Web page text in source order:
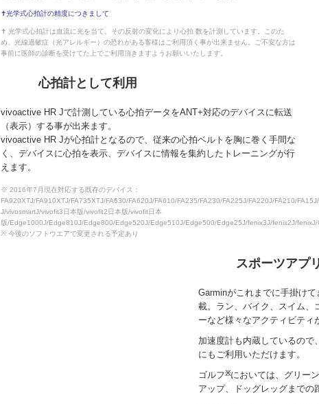
✝光学式心拍計の精度につきまして
✝ 光学式心拍計は血流に光を当て、その反射の変化により心拍 数を計測しています。このた
め、光線過敏症（光アレルギー）の恐れがある客様はご利用頂く事が出来ません。ご不安な方は
事前に医師の診断を受けてた上でご利用頂きますようお願いいたします。
心拍計として利用
vivoactive HR Jで計測している心拍データをANT+対応のデバイスに転送
（表示）する事が出来ます。
vivoactive HR Jが心拍計となるので、従来の心拍ベルトを胸に巻く手間な
く、デバイスに心拍を表示、デバイスに情報を集約したトレーニングが行
えます。
※ 2016年7月現在対応する既存のデバイス：
FA920XTJ/FA910XTJ/FA735XTJ/FA630/FA620J/FA610/FA235/FA230/FA225J/FA220J/FA210/
J/vivosmartJ/vivofit3日本版/vivofit2日本版/vivofit日本
版/Edge1000J/Edge810J/Edge800/Edge520J/Edge510J/Edge500/Edge25J/fenix3J/fenix2J/
※ 今後のソフトウエアで変更される予定あり
スポーツアプリ
Garminがこれまでに手掛け
載。ラン、バイク、スイム、
ーなど様々なアクティビティ
加速度計も内蔵しているの
にもご利用いただけます。
ゴルフ※においては、グリー
アップ、ドッグレッグまでの